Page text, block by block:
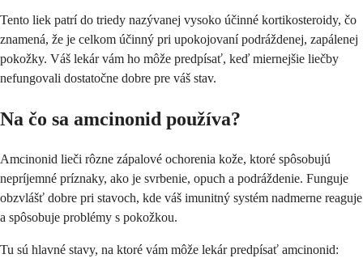
Tento liek patrí do triedy nazývanej vysoko účinné kortikosteroidy, čo
znamená, že je celkom účinný pri upokojovaní podráždenej, zapálenej
pokožky. Váš lekár vám ho môže predpísať, keď miernejšie liečby
nefungovali dostatočne dobre pre váš stav.
Na čo sa amcinonid používa?
Amcinonid lieči rôzne zápalové ochorenia kože, ktoré spôsobujú
nepríjemné príznaky, ako je svrbenie, opuch a podráždenie. Funguje
obzvlášť dobre pri stavoch, kde váš imunitný systém nadmerne reaguje
a spôsobuje problémy s pokožkou.
Tu sú hlavné stavy, na ktoré vám môže lekár predpísať amcinonid: